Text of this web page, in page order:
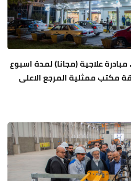
مبادرة علاجية (مجانا) لمدة اسبوع
مكتب ممثلية المرجع الاعلى